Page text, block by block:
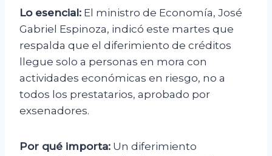
Lo esencial: El ministro de Economía, José
Gabriel Espinoza, indicó este martes que
respalda que el diferimiento de créditos
llegue solo a personas en mora con
actividades económicas en riesgo, no a
todos los prestatarios, aprobado por
exsenadores.
Por qué importa: Un diferimiento